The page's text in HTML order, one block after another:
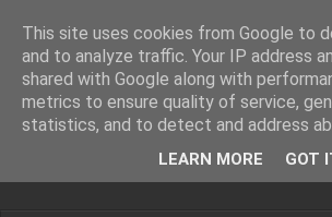
Loading...
This site uses cookies from Google to
and to analyze traffic. Your IP address
shared with Google along with
metrics to ensure quality of service,
statistics, and to detect and address
LEARN MORE GOT